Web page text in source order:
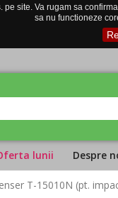
site. Va rugam sa
sa nu functioneze
lunii Despre
T-15010N (pt.